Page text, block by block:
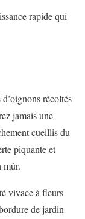
rapide qui
récoltés
jamais une
cueillis du
piquante et
mûr.
vivace à fleurs
de jardin